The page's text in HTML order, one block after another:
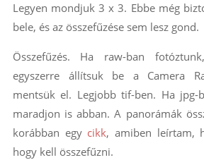
Legyen mondjuk 3 x 3. Ebbe még
bele, és az összefűzése sem lesz gond.
Összefűzés. Ha raw-ban
egyszerre állítsuk be a Camera
mentsük el. Legjobb tif-ben. Ha jpg-
maradjon is abban. A panorámák
korábban egy cikk, amiben leírtam,
hogy kell összefűzni.